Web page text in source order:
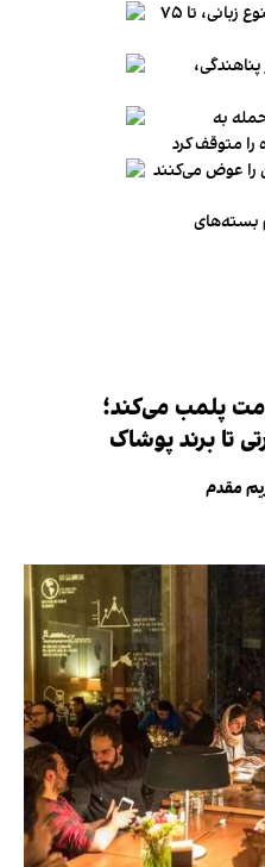
تخمین پژوهشگران: در عصر طلایی تنوع زبانی، تا ۷۵
ماه پس از پناهندگی،
به
متوقف کرد
را عوض می‌کنند
بسته‌های
پلمب می‌کند؛
تا برند پوشاک
مقدم